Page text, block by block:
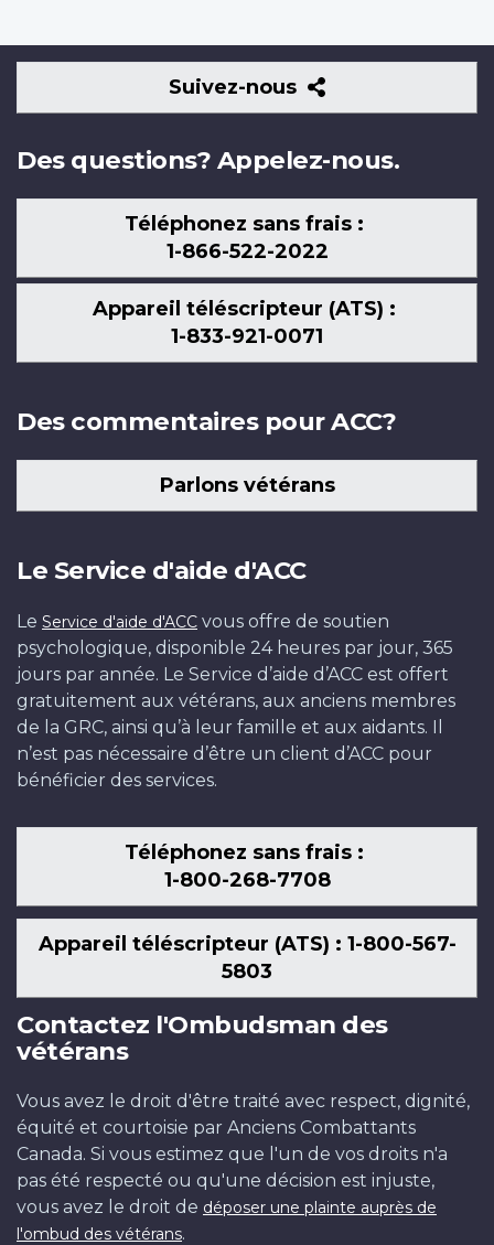
Suivez-nous
Suivez-
nous
Des questions? Appelez-nous.
Téléphonez sans frais :
1-866-522-2022
Appareil téléscripteur (ATS) :
1-833-921-0071
Des commentaires pour ACC?
Parlons vétérans
Le Service d'aide d'ACC
Le Service d'aide d'ACC vous offre de soutien
psychologique, disponible 24 heures par jour, 365
jours par année. Le Service d’aide d’ACC est offert
gratuitement aux vétérans, aux anciens membres
de la GRC, ainsi qu’à leur famille et aux aidants. Il
n’est pas nécessaire d’être un client d’ACC pour
bénéficier des services.
Téléphonez sans frais :
1-800-268-7708
Appareil téléscripteur (ATS) : 1-800-567-
5803
Contactez l'Ombudsman des
vétérans
Vous avez le droit d'être traité avec respect, dignité,
équité et courtoisie par Anciens Combattants
Canada. Si vous estimez que l'un de vos droits n'a
pas été respecté ou qu'une décision est injuste,
vous avez le droit de déposer une plainte auprès de
l'ombud des vétérans.